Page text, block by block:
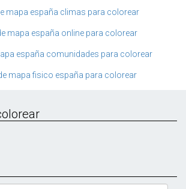
mapa españa climas para colorear
mapa españa online para colorear
españa comunidades para colorear
mapa fisico españa para colorear